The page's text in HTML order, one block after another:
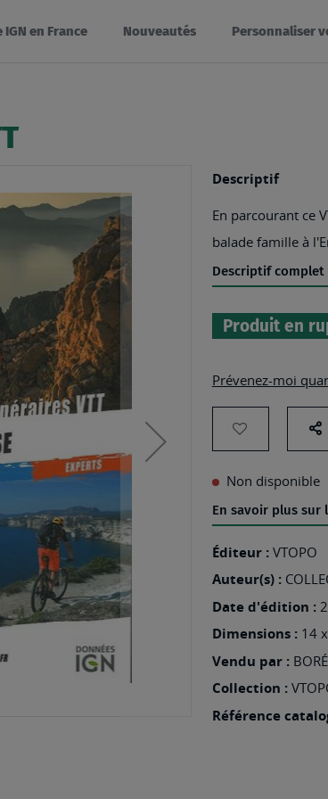
en France Nouveautés Personnaliser
Descriptif
En parcourant ce
balade famille à
Descriptif complet
Produit en
Prévenez-moi
AJOUTER
LISTE
D’ENVIES
:
CORSE
50
CIRCUITS
VTT
les
Non disponible
En savoir plus sur
Éditeur : VTOPO
Auteur(s) :
Date d'édition :
Dimensions : 14
Vendu par :
Collection :
Référence